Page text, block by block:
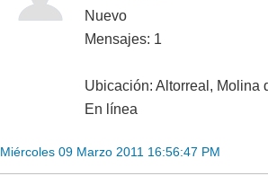
Nuevo
Mensajes: 1
Ubicación: Altorreal, Molina
En línea
Miércoles 09 Marzo 2011 16:56:47 PM